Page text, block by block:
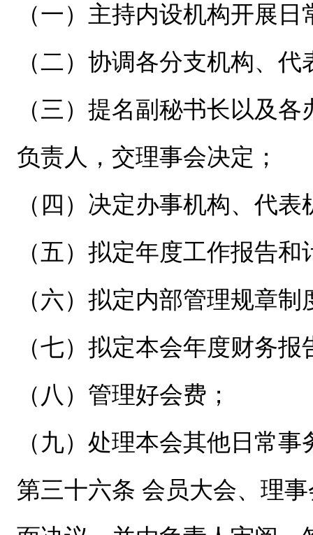
（一）主持内设机构开展
（二）协调各分支机构、
（三）提名副秘书长以及
负责人，交理事会决定；
（四）决定办事机构、代
（五）拟定年度工作报告
（六）拟定内部管理规章
（七）拟定本会年度财务
（八）管理好会费；
（九）处理本会其他日常事
第三十六条 会员大会、理